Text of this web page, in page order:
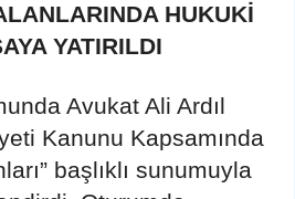
HUKUKİ
YATIRILDI
Avukat Ali Ardıl
Kanunu Kapsamında
başlıklı sunumuyla